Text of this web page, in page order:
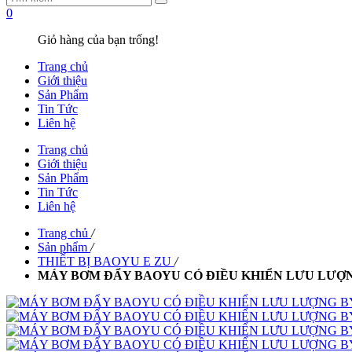
0
Giỏ hàng của bạn trống!
Trang chủ
Giới thiệu
Sản Phẩm
Tin Tức
Liên hệ
Trang chủ
Giới thiệu
Sản Phẩm
Tin Tức
Liên hệ
Trang chủ /
Sản phẩm /
THIẾT BỊ BAOYU E ZU /
MÁY BƠM ĐẨY BAOYU CÓ ĐIỀU KHIỂN LƯU